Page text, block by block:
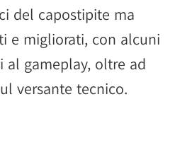
del capostipite ma
e migliorati, con alcuni
gameplay, oltre ad
versante tecnico.